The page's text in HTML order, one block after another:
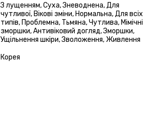
З лущенням, Суха, Зневоднена, Для
чутливої, Вікові зміни, Нормальна, Для всіх
типів, Проблемна, Тьмяна, Чутлива, Мімічні
зморшки, Антивіковий догляд, Зморшки,
Ущільнення шкіри, Зволоження, Живлення
Корея